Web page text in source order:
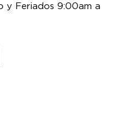
y Feriados 9:00am a